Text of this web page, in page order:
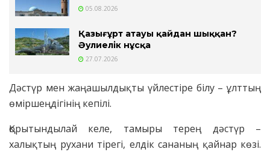
05.08.2026
Қазығұрт атауы қайдан шыққан?
Әулиелік нұсқа
27.07.2026
Дәстүр мен жаңашылдықты үйлестіре білу – ұлттың
өміршеңдігінің кепілі.
Қорытындылай келе, тамыры терең дәстүр –
халықтың рухани тірегі, елдік сананың қайнар көзі.